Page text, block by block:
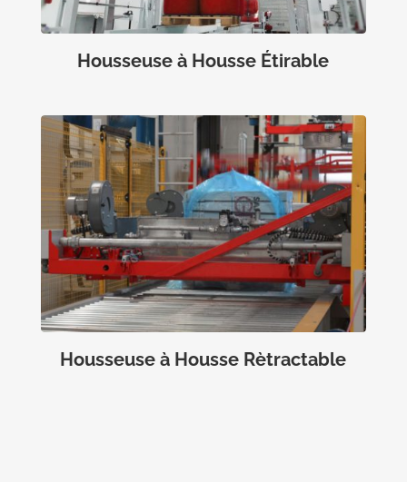
Housseuse à Housse Étirable
Housseuse à Housse Rètractable